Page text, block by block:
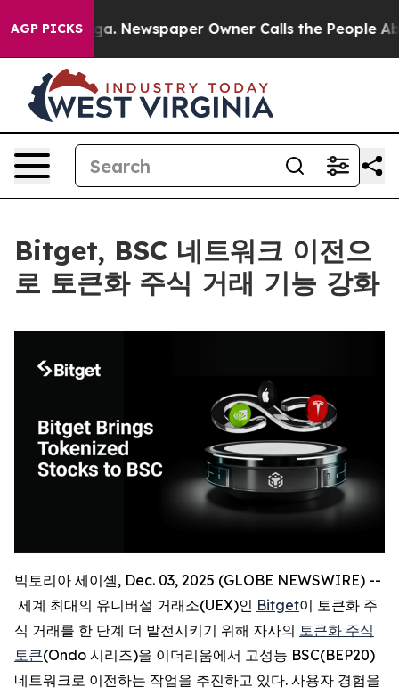
AGP PICKSNewspaper Owner Calls the People
Bitget, BSC 네트워크 이전으
로 토큰화 주식 거래 기능 강화
빅토리아 세이셸, Dec. 03, 2025 (GLOBE NEWSWIRE) --
세계 최대의 유니버설 거래소(UEX)인 Bitget이 토큰화 주
식 거래를 한 단계 더 발전시키기 위해 자사의 토큰화 주식
토큰(Ondo 시리즈)을 이더리움에서 고성능 BSC(BEP20)
네트워크로 이전하는 작업을 추진하고 있다. 사용자 경험을